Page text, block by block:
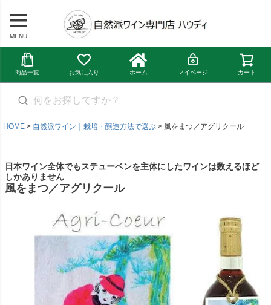
MENU
商品一覧 お気に入り ホーム マイページ カート
HOME 自然派ワイン｜栽培・醸造方法で選ぶ 風をまつ／アグリクール
日本ワイン全体でもステューベンを主体にしたワインは数えるほど
しかありません
風をまつ／アグリクール